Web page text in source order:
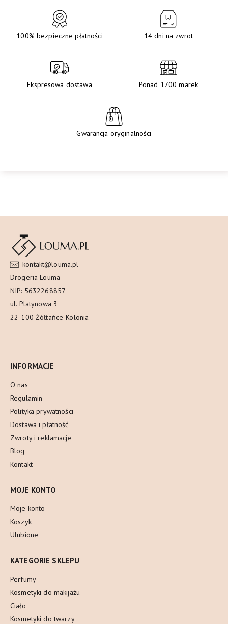
100% bezpieczne płatności 14 dni na zwrot
Ekspresowa dostawa Ponad 1700 marek
Gwarancja oryginalności
kontakt@louma.pl
Drogeria Louma
NIP: 5632268857
ul. Platynowa 3
22-100 Żółtańce-Kolonia
INFORMACJE
O nas
Regulamin
Polityka prywatności
Dostawa i płatność
Zwroty i reklamacje
Blog
Kontakt
MOJE KONTO
Moje konto
Koszyk
Ulubione
KATEGORIE SKLEPU
Perfumy
Kosmetyki do makijażu
Ciało
Kosmetyki do twarzy